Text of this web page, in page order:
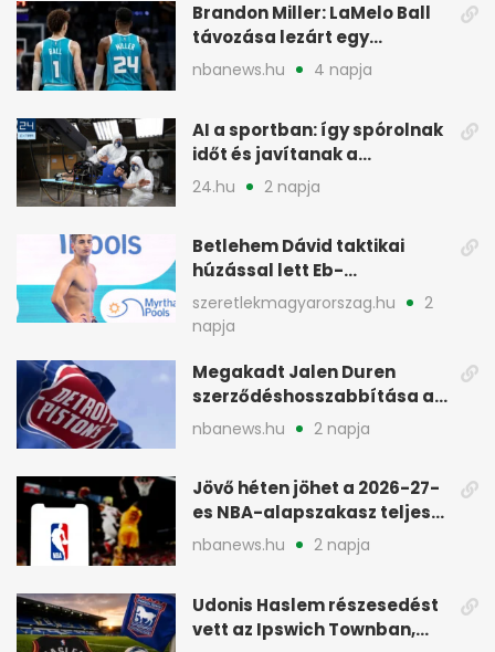
Brandon Miller: LaMelo Ball
távozása lezárt egy
korszakot a Hornetsnél
nbanews.hu 4 napja
AI a sportban: így spórolnak
időt és javítanak a
teljesítményen
24.hu 2 napja
Betlehem Dávid taktikai
húzással lett Eb-
aranyérmes Párizsban
szeretlekmagyarorszag.hu
2
napja
Megakadt Jalen Duren
szerződéshosszabbítása a
Detroit Pistonsnál
nbanews.hu 2 napja
Jövő héten jöhet a 2026-27-
es NBA-alapszakasz teljes
menetrendje
nbanews.hu 2 napja
Udonis Haslem részesedést
vett az Ipswich Townban,